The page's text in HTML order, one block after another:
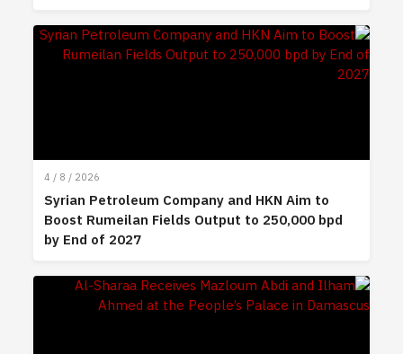
4 / 8 / 2026
Syrian Petroleum Company and HKN Aim to
Boost Rumeilan Fields Output to 250,000 bpd
by End of 2027